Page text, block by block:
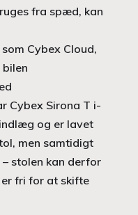
fra spæd, kan
som Cybex Cloud,
Cybex Sirona T i-
og er lavet
men samtidigt
stolen kan derfor
fri for at skifte